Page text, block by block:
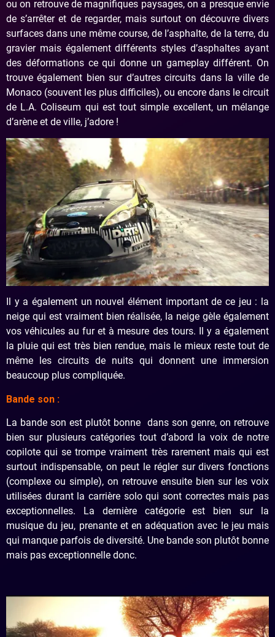
ou on retrouve de magnifiques paysages, on a presque envie
de s’arrêter et de regarder, mais surtout on découvre divers
surfaces dans une même course, de l’asphalte, de la terre, du
gravier mais également différents styles d’asphaltes ayant
des déformations ce qui donne un gameplay différent. On
trouve également bien sur d’autres circuits dans la ville de
Monaco (souvent les plus difficiles), ou encore dans le circuit
de L.A. Coliseum qui est tout simple excellent, un mélange
d’arène et de ville, j’adore !
Il y a également un nouvel élément important de ce jeu : la
neige qui est vraiment bien réalisée, la neige gèle également
vos véhicules au fur et à mesure des tours. Il y a également
la pluie qui est très bien rendue, mais le mieux reste tout de
même les circuits de nuits qui donnent une immersion
beaucoup plus compliquée.
Bande son :
La bande son est plutôt bonne dans son genre, on retrouve
bien sur plusieurs catégories tout d’abord la voix de notre
copilote qui se trompe vraiment très rarement mais qui est
surtout indispensable, on peut le régler sur divers fonctions
(complexe ou simple), on retrouve ensuite bien sur les voix
utilisées durant la carrière solo qui sont correctes mais pas
exceptionnelles. La dernière catégorie est bien sur la
musique du jeu, prenante et en adéquation avec le jeu mais
qui manque parfois de diversité. Une bande son plutôt bonne
mais pas exceptionnelle donc.